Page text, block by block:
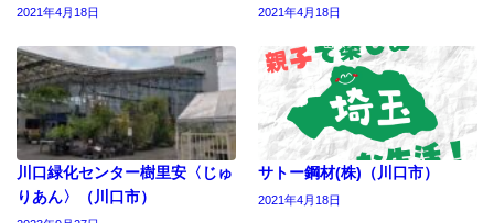
2021年4月18日 2021年4月18日
川口緑化センター樹里安〈じゅ
りあん〉（川口市）
サトー鋼材(株)（川口市）
2021年4月18日